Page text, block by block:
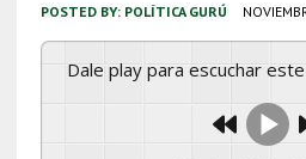
POSTED BY: POLÍTICA GURÚ
Dale play para escuchar